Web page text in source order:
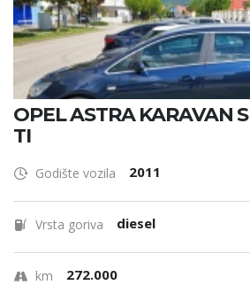
OPEL ASTRA KARAVAN
TI
Godište vozila 2011
Vrsta goriva diesel
km 272.000